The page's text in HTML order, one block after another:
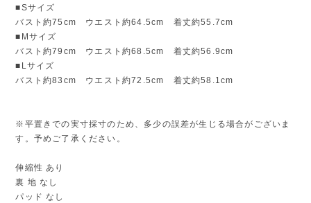
■Sサイズ
バスト約75cm ウエスト約64.5cm 着丈約55.7cm
■Mサイズ
バスト約79cm ウエスト約68.5cm 着丈約56.9cm
■Lサイズ
バスト約83cm ウエスト約72.5cm 着丈約58.1cm
※平置きでの実寸採寸のため、多少の誤差が生じる場合がございま
す。予めご了承ください。
伸縮性 あり
裏 地 なし
パッド なし